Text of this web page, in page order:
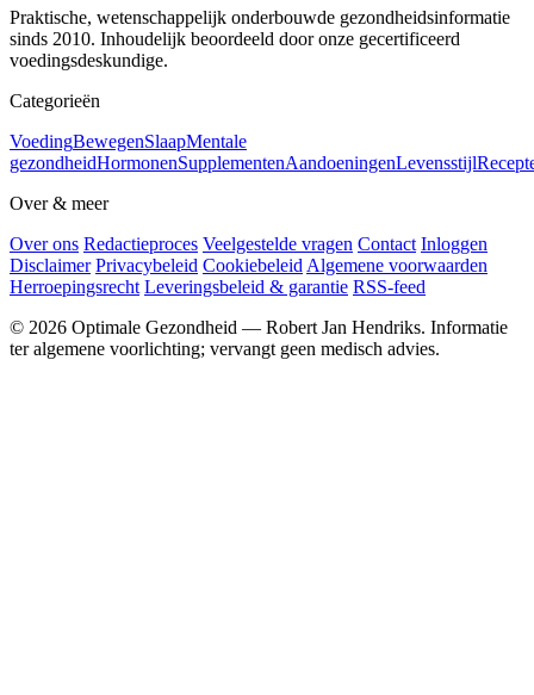
Praktische, wetenschappelijk onderbouwde gezondheidsinformatie
sinds 2010. Inhoudelijk beoordeeld door onze gecertificeerd
voedingsdeskundige.
Categorieën
VoedingBewegenSlaapMentale
gezondheidHormonenSupplementenAandoeningenLevensstijl
Over & meer
Over ons Redactieproces Veelgestelde vragen Contact Inloggen
Disclaimer Privacybeleid Cookiebeleid Algemene voorwaarden
Herroepingsrecht Leveringsbeleid & garantie RSS-feed
© 2026 Optimale Gezondheid — Robert Jan Hendriks. Informatie
ter algemene voorlichting; vervangt geen medisch advies.